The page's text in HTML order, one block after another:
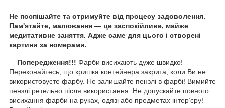
Не поспішайте та отримуйте від процесу задоволення.
Пам'ятайте, малювання — це заспокійливе, майже
медитативне заняття. Адже саме для цього і створені
картини за номерами.
Попередження!!! Фарби висихають дуже швидко!
Переконайтесь, що кришка контейнера закрита, коли Ви не
використовуєте фарбу. Не залишайте пензлі в фарбі! Вимийте
пензлі ретельно після використання. Не допускайте повного
висихання фарби на руках, одязі або предметах інтер’єру!